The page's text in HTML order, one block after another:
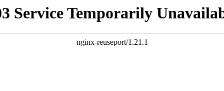
Service Temporarily
nginx-reuseport/1.21.1